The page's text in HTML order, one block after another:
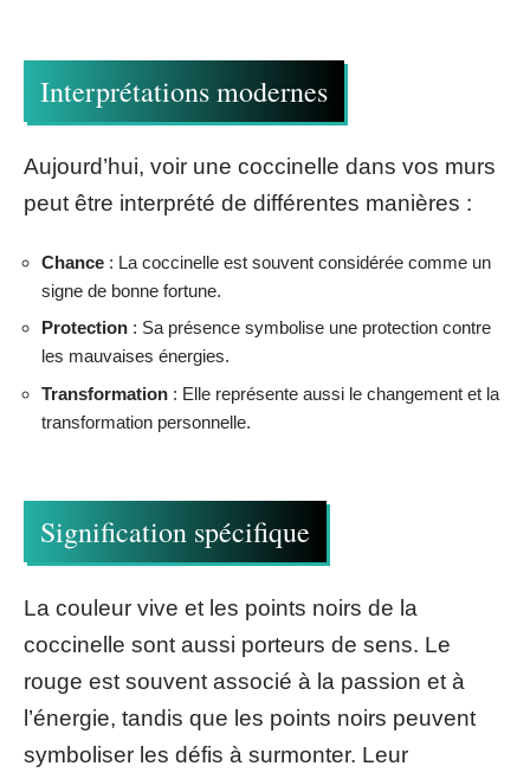
Interprétations modernes
Aujourd’hui, voir une coccinelle dans vos murs
peut être interprété de différentes manières :
Chance : La coccinelle est souvent considérée comme un
signe de bonne fortune.
Protection : Sa présence symbolise une protection contre
les mauvaises énergies.
Transformation : Elle représente aussi le changement et la
transformation personnelle.
Signification spécifique
La couleur vive et les points noirs de la
coccinelle sont aussi porteurs de sens. Le
rouge est souvent associé à la passion et à
l’énergie, tandis que les points noirs peuvent
symboliser les défis à surmonter. Leur